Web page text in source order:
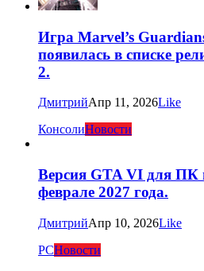
Игра Marvel’s
появилась в списке
2.
ДмитрийАпр 11, 2026Like
КонсолиНовости
Версия GTA VI для ПК
феврале 2027 года.
ДмитрийАпр 10, 2026Like
PCНовости